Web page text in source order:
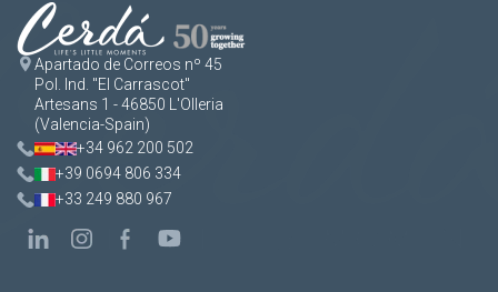
Apartado de Correos nº 45
Pol. Ind. "El Carrascot"
Artesans 1 - 46850 L'Olleria
(Valencia-Spain)
+34 962 200 502
+39 0694 806 334
+33 249 880 967